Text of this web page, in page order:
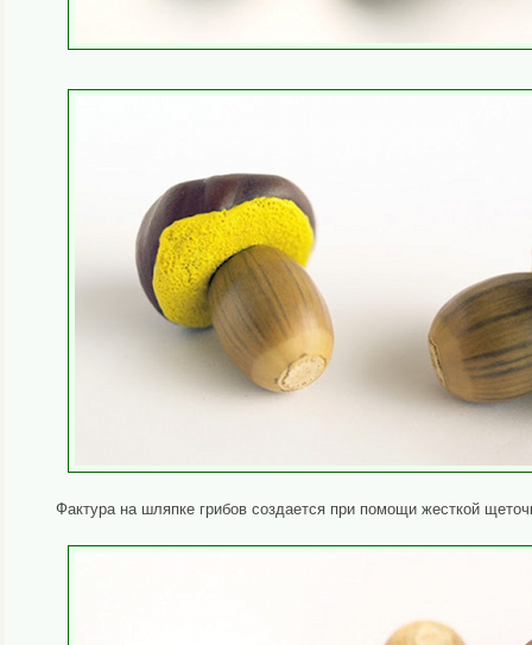
Фактура на шляпке грибов создается при помощи жесткой